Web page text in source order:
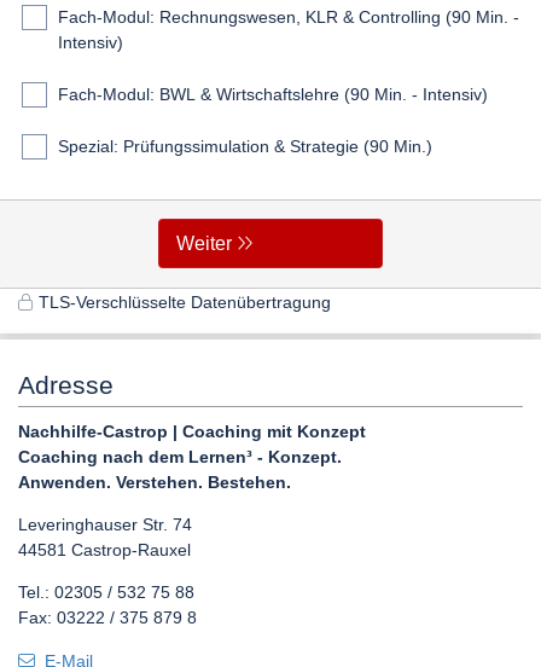
Fach-Modul: Rechnungswesen, KLR & Controlling (90 Min. -
Intensiv)
Fach-Modul: BWL & Wirtschaftslehre (90 Min. - Intensiv)
Spezial: Prüfungssimulation & Strategie (90 Min.)
Weiter
TLS-Verschlüsselte Datenübertragung
Adresse
Nachhilfe-Castrop | Coaching mit Konzept
Coaching nach dem Lernen³ - Konzept.
Anwenden. Verstehen. Bestehen.
Leveringhauser Str. 74
44581 Castrop-Rauxel
Tel.: 02305 / 532 75 88
Fax: 03222 / 375 879 8
E-Mail